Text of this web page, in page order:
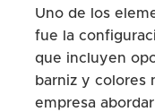
Uno de los
fue la
que incluyen
barniz y colores
empresa